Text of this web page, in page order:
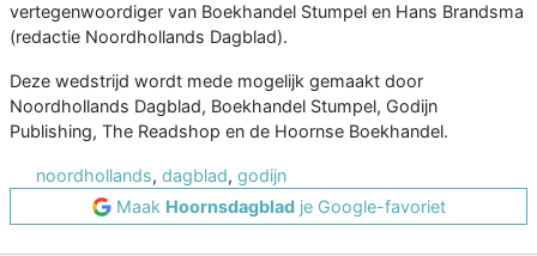
vertegenwoordiger van Boekhandel Stumpel en Hans Brandsma
(redactie Noordhollands Dagblad).
Deze wedstrijd wordt mede mogelijk gemaakt door
Noordhollands Dagblad, Boekhandel Stumpel, Godijn
Publishing, The Readshop en de Hoornse Boekhandel.
noordhollands, dagblad, godijn
Maak Hoornsdagbladje Google-favoriet